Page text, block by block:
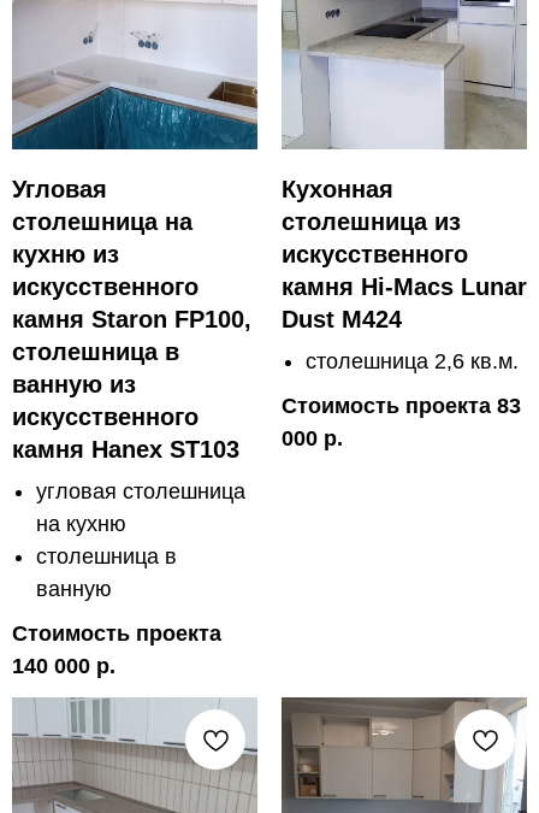
Угловая
столешница на
кухню из
искусственного
камня Staron FP100,
столешница в
ванную из
искусственного
камня Hanex ST103
угловая столешница
на кухню
столешница в
ванную
Стоимость проекта
140 000 р.
Кухонная
столешница из
искусственного
камня Hi-Macs Lunar
Dust M424
столешница 2,6 кв.м.
Стоимость проекта 83
000 р.